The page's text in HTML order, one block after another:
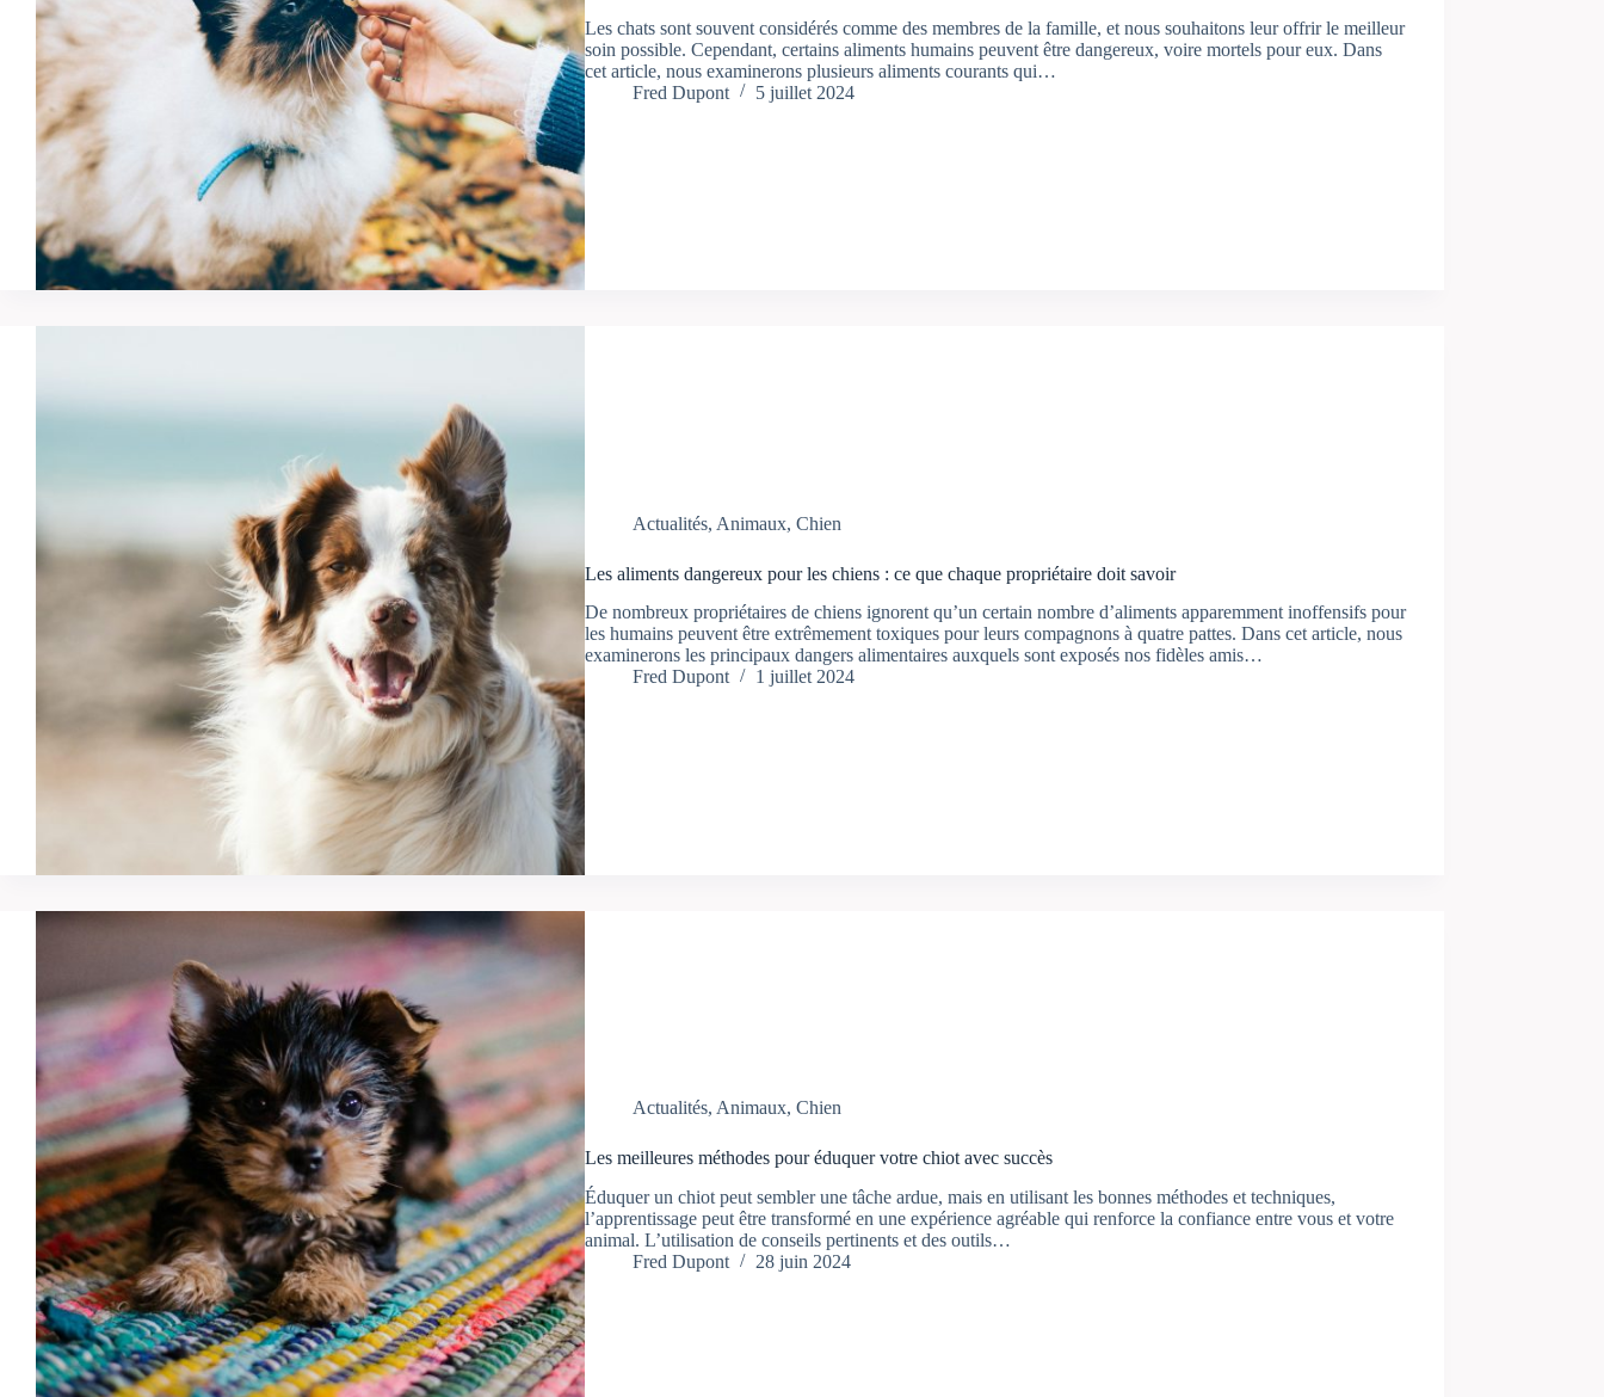
Les chats sont souvent considérés comme des membres de la famille, et nous souhaitons leur offrir le meilleur
soin possible. Cependant, certains aliments humains peuvent être dangereux, voire mortels pour eux. Dans
cet article, nous examinerons plusieurs aliments courants qui…
Fred Dupont
5 juillet 2024
Actualités, Animaux, Chien
Les aliments dangereux pour les chiens : ce que chaque propriétaire doit savoir
De nombreux propriétaires de chiens ignorent qu’un certain nombre d’aliments apparemment inoffensifs pour
les humains peuvent être extrêmement toxiques pour leurs compagnons à quatre pattes. Dans cet article, nous
examinerons les principaux dangers alimentaires auxquels sont exposés nos fidèles amis…
Fred Dupont
1 juillet 2024
Actualités, Animaux, Chien
Les meilleures méthodes pour éduquer votre chiot avec succès
Éduquer un chiot peut sembler une tâche ardue, mais en utilisant les bonnes méthodes et techniques,
l’apprentissage peut être transformé en une expérience agréable qui renforce la confiance entre vous et votre
animal. L’utilisation de conseils pertinents et des outils…
Fred Dupont
28 juin 2024